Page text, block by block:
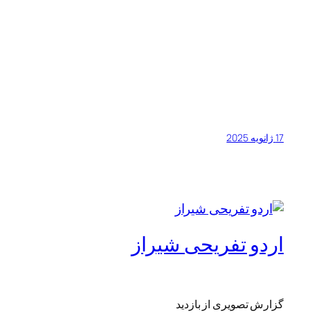
17 ژانویه 2025
اردو تفریحی شیراز
گزارش تصویری از بازدید